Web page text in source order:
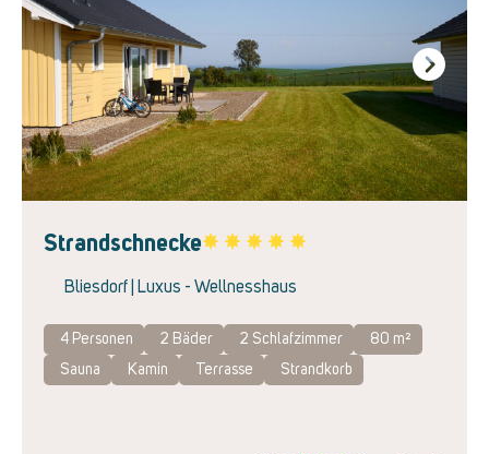
Next
Strandschnecke
Bliesdorf | Luxus - Wellnesshaus
4 Personen 2 Bäder 2 Schlafzimmer
80 m²
Sauna
Kamin Terrasse Strandkorb